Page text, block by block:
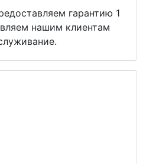
гарантию 1
нашим клиентам